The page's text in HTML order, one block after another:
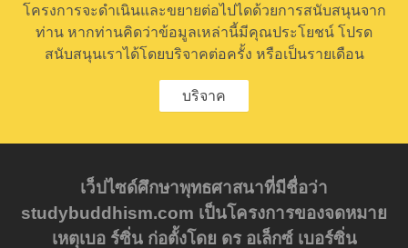
โครงการจะดำเนินและขยายต่อไปไดด้วยการสนับสนุนจาก
ท่าน หากท่านคิดว่าข้อมูลเหล่านี้มีคุณประโยชน์ โปรด
สนับสนุนเราได้โดยบริจาคต่อครั้ง หรือเป็นรายเดือน
บริจาค
เว็ปไซด์ศึกษาพุทธศาสนาที่มีชื่อว่า
studybuddhism.com เป็นโครงการของจดหมาย
เหตุเบอ ร์ซิ่น ก่อตั้งโดย ดร อเล็กซ์ เบอร์ซิ่น